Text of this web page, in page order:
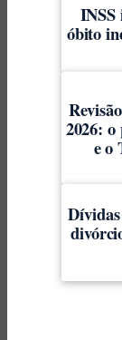
INSS
óbito
2026:
e o